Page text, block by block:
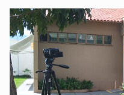
financeiros em
tornar-se professora